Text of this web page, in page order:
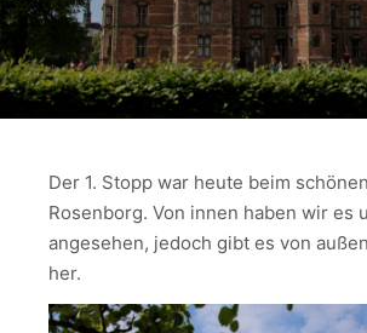
Der 1. Stopp war heute beim
Rosenborg. Von innen haben wir es
angesehen, jedoch gibt es von
her.